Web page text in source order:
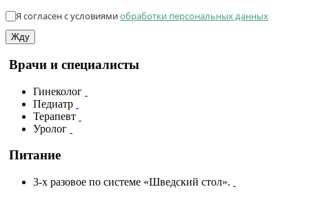
Я согласен с условиямиобработки персональных данных
Жду
Врачи и специалисты
Гинеколог
Педиатр
Терапевт
Уролог
Питание
3-х разовое по системе «Шведский стол».